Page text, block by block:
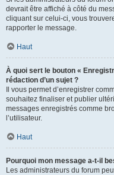
devrait être affiché à côté du
cliquant sur celui-ci, vous
rapporter le message.
Haut
À quoi sert le bouton «
rédaction d’un sujet ?
Il vous permet d’enregistrer
souhaitez finaliser et publier
messages enregistrés comme
l’utilisateur.
Haut
Pourquoi mon message a-t-il
Les administrateurs du forum